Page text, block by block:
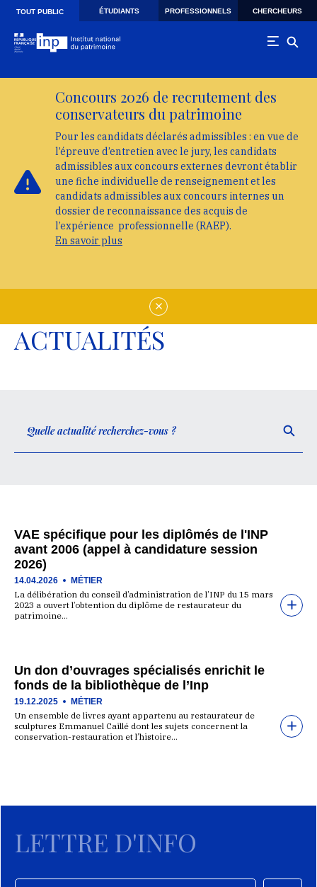
Skip to main navigation
Aller au contenu principal
TOUT PUBLIC ÉTUDIANTS PROFESSIONNELS CHERCHEURS
Concours 2026 de recrutement des
conservateurs du patrimoine
Pour les candidats déclarés admissibles : en vue de
l’épreuve d’entretien avec le jury, les candidats
admissibles aux concours externes devront établir
une fiche individuelle de renseignement et les
candidats admissibles aux concours internes un
dossier de reconnaissance des acquis de
l’expérience professionnelle (RAEP).
En savoir plus
ACTUALITÉS
VAE spécifique pour les diplômés de l'INP
avant 2006 (appel à candidature session
2026)
14.04.2026 MÉTIER
La délibération du conseil d’administration de l’INP du 15 mars
2023 a ouvert l’obtention du diplôme de restaurateur du
patrimoine…
Un don d’ouvrages spécialisés enrichit le
fonds de la bibliothèque de l’Inp
19.12.2025 MÉTIER
Un ensemble de livres ayant appartenu au restaurateur de
sculptures Emmanuel Caillé dont les sujets concernent la
conservation-restauration et l’histoire…
LETTRE D'INFO